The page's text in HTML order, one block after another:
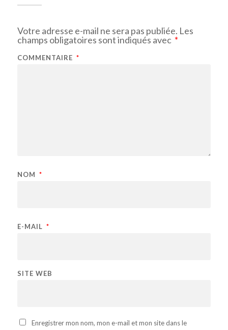
Votre adresse e-mail ne sera pas publiée. Les
champs obligatoires sont indiqués avec *
COMMENTAIRE *
NOM *
E-MAIL *
SITE WEB
Enregistrer mon nom, mon e-mail et mon site dans le